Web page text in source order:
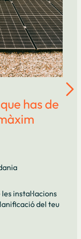
has de
instal·lacions
del teu